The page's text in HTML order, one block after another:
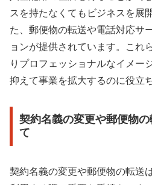
スを持たなくてもビジネスを展
た、郵便物の転送や電話対応サ
ョンが提供されています。これ
りプロフェッショナルなイメー
抑えて事業を拡大するのに役立
契約名義の変更や郵便物
て
契約名義の変更や郵便物の転送